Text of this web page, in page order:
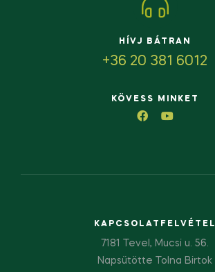
HÍVJ BÁTRAN
+36 20 381 6012
KÖVESS MINKET
KAPCSOLATFELVÉTEL
7181 Tevel, Mucsi u. 56.
Napsütötte Tolna Birtok